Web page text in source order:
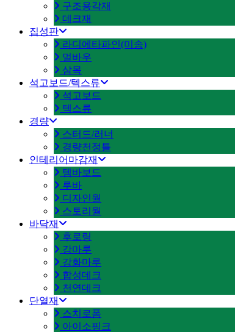
구조용각재
데크재
집성판
라디에타파인(미송)
멀바우
삼목
석고보드/텍스류
석고보드
텍스류
경량
스터드/러너
경량천정틀
인테리어마감재
템바보드
루바
디자인월
스토리월
바닥재
후로링
강마루
강화마루
합성데크
천연데크
단열재
스치로폼
아이소핑크